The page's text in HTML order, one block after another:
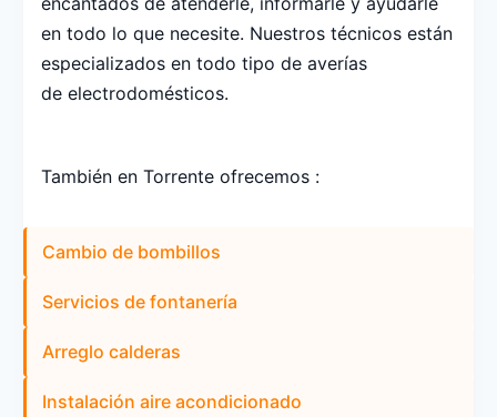
en todo lo que necesite. Nuestros técnicos están
especializados en todo tipo de averías
de electrodomésticos.
También en Torrente ofrecemos :
Cambio de bombillos
Servicios de fontanería
Arreglo calderas
Instalación aire acondicionado